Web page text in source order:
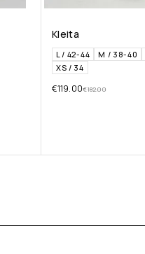
Kleita
L / 42-44 M / 38-40
XS / 34
€182.00
€119.00